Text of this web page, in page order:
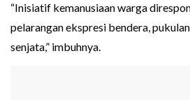
“Inisiatif kemanusiaan warga
pelarangan ekspresi bendera,
senjata,” imbuhnya.